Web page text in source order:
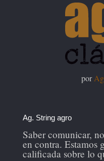
por
Ag. String agro
Saber comunicar,
en contra. Estamos
calificada sobre lo